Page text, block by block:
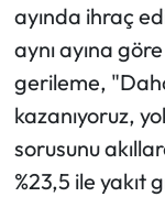
ayında ihraç
aynı ayına
gerileme,
kazanıyoruz,
sorusunu
%23,5 ile yakıt